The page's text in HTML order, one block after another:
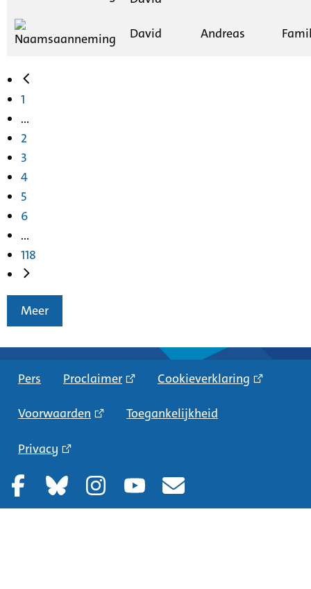
David Andreas
1
...
2
3
4
5
6
...
118
Meer
Pers Proclaimer Cookieverklaring
Voorwaarden Toegankelijkheid
Privacy